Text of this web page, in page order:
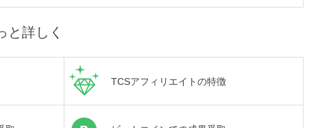
と詳しく
TCSアフィリエイトの特徴